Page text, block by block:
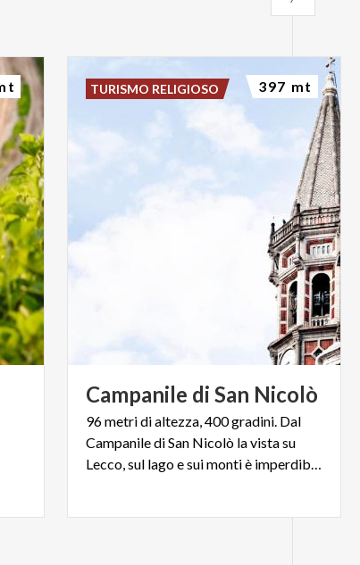
Campanile di San Nicolò
96 metri di altezza, 400 gradini. Dal
Campanile di San Nicolò la vista su
Lecco, sul lago e sui monti è imperdibile
TURISMO RELIGIOSO 397 mt